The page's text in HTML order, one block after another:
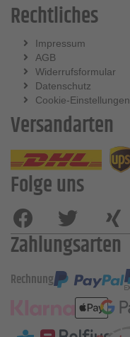
Rechtliches
Impressum
AGB
Widerrufsformular
Datenschutz
Cookie-Einstellungen
Versandarten
Folge uns
Zahlungsarten
Rechnung